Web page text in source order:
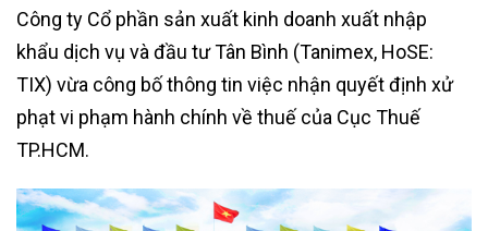
Công ty Cổ phần sản xuất kinh doanh xuất nhập
khẩu dịch vụ và đầu tư Tân Bình (Tanimex, HoSE:
TIX) vừa công bố thông tin việc nhận quyết định xử
phạt vi phạm hành chính về thuế của Cục Thuế
TP.HCM.